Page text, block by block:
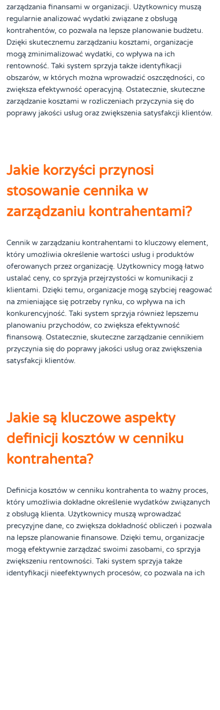
zarządzania finansami w organizacji. Użytkownicy muszą
regularnie analizować wydatki związane z obsługą
kontrahentów, co pozwala na lepsze planowanie budżetu.
Dzięki skutecznemu zarządzaniu kosztami, organizacje
mogą zminimalizować wydatki, co wpływa na ich
rentowność. Taki system sprzyja także identyfikacji
obszarów, w których można wprowadzić oszczędności, co
zwiększa efektywność operacyjną. Ostatecznie, skuteczne
zarządzanie kosztami w rozliczeniach przyczynia się do
poprawy jakości usług oraz zwiększenia satysfakcji klientów.
Jakie korzyści przynosi
stosowanie cennika w
zarządzaniu kontrahentami?
Cennik w zarządzaniu kontrahentami to kluczowy element,
który umożliwia określenie wartości usług i produktów
oferowanych przez organizację. Użytkownicy mogą łatwo
ustalać ceny, co sprzyja przejrzystości w komunikacji z
klientami. Dzięki temu, organizacje mogą szybciej reagować
na zmieniające się potrzeby rynku, co wpływa na ich
konkurencyjność. Taki system sprzyja również lepszemu
planowaniu przychodów, co zwiększa efektywność
finansową. Ostatecznie, skuteczne zarządzanie cennikiem
przyczynia się do poprawy jakości usług oraz zwiększenia
satysfakcji klientów.
Jakie są kluczowe aspekty
definicji kosztów w cenniku
kontrahenta?
Definicja kosztów w cenniku kontrahenta to ważny proces,
który umożliwia dokładne określenie wydatków związanych
z obsługą klienta. Użytkownicy muszą wprowadzać
precyzyjne dane, co zwiększa dokładność obliczeń i pozwala
na lepsze planowanie finansowe. Dzięki temu, organizacje
mogą efektywnie zarządzać swoimi zasobami, co sprzyja
zwiększeniu rentowności. Taki system sprzyja także
identyfikacji nieefektywnych procesów, co pozwala na ich